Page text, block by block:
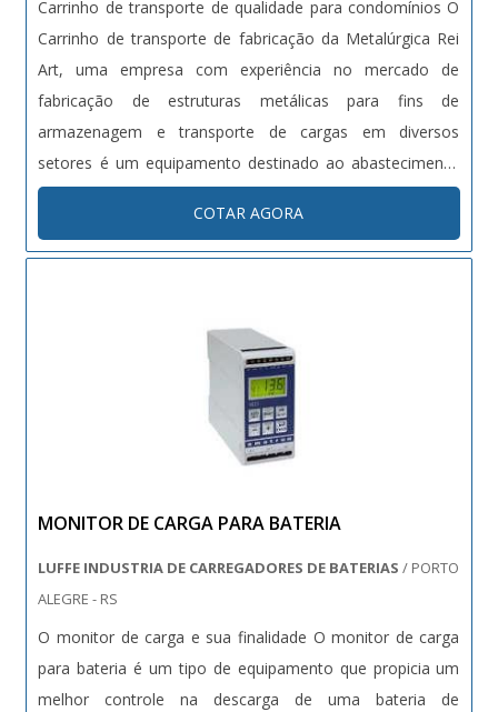
qualidade, o que comprova sua essência de trazer o
melhor para os parceiros. Saiba mais detalhes solicitando
um orçamento! .
Carrinho de transporte de qualidade para condomínios O
Carrinho de transporte de fabricação da Metalúrgica Rei
Art, uma empresa com experiência no mercado de
fabricação de estruturas metálicas para fins de
armazenagem e transporte de cargas em diversos
setores é um equipamento destinado ao abastecimento
em condomínios, edifícios, prédios residenciais, entre
outros ambientes. Com o Carrinho de transporte, o
morador pode realizar diversos tipos d....
COTAR AGORA
MONITOR DE CARGA PARA BATERIA
LUFFE INDUSTRIA DE CARREGADORES DE BATERIAS / PORTO
ALEGRE - RS
O monitor de carga e sua finalidade O monitor de carga
para bateria é um tipo de equipamento que propicia um
melhor controle na descarga de uma bateria de